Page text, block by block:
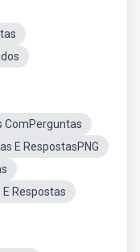
ComPerguntas
E RespostasPNG
Respostas